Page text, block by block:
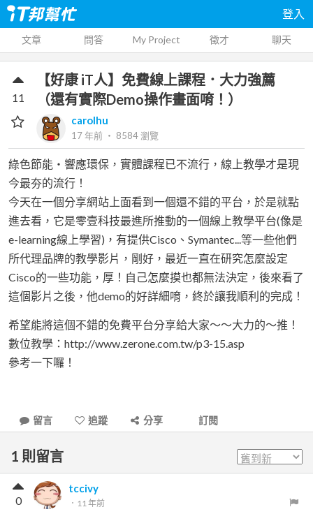
登入
文章 問答 My Project 徵才 聊天
【好康 iT人】免費線上課程．大力強薦
（還有實際Demo操作畫面唷！）
carolhu
17 年前 ‧ 8584瀏覽
11
綠色節能‧響應環保，實體課程已不流行，線上教學才是現
今最夯的流行！
今天在一個分享網站上面看到一個還不錯的平台，於是就點
進去看，它是零壹科技最進所推動的一個線上教學平台(像是
e-learning線上學習)，有提供Cisco、Symantec...等一些他們
所代理品牌的教學影片，剛好，最近一直在研究怎麼設定
Cisco的一些功能，厚！自己怎麼摸也都無法決定，後來看了
這個影片之後，他demo的好詳細唷，終於讓我順利的完成！
希望能將這個不錯的免費平台分享給大家～～大力的～推！
數位教學：http://www.zerone.com.tw/p3-15.asp
參考一下囉！
留言 追蹤 分享 訂閱
1 則留言
tccivy
． 11 年前
0